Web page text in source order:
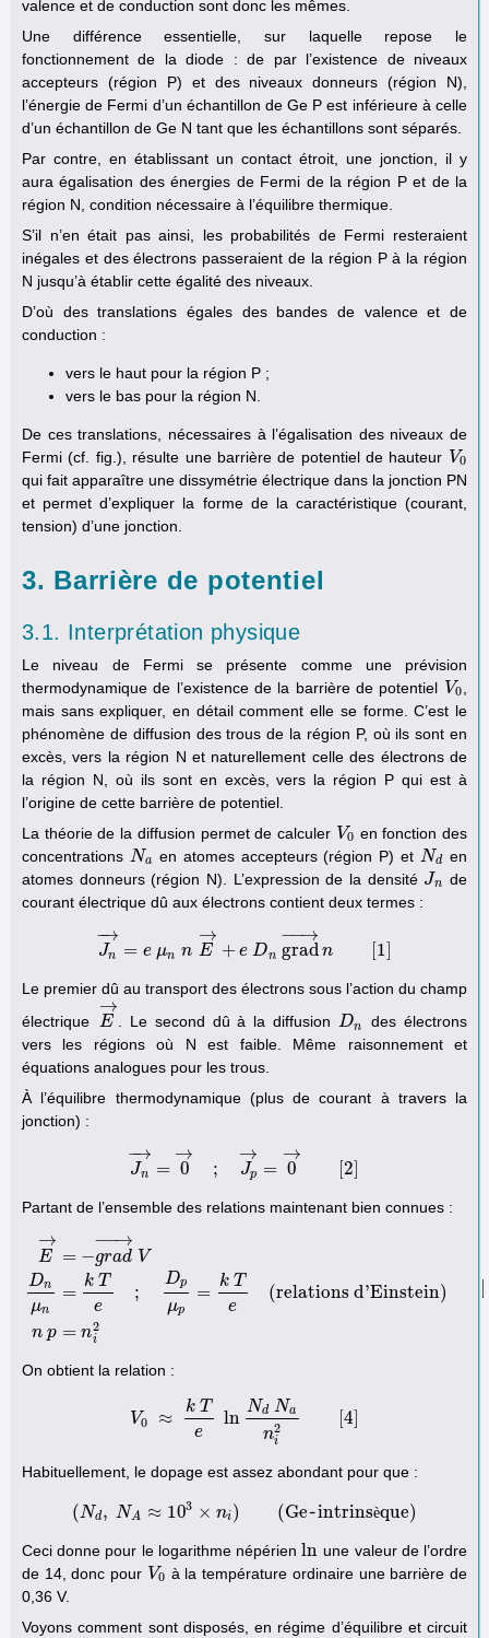
valence et de conduction sont donc les mêmes.
Une différence essentielle, sur laquelle repose le
fonctionnement de la diode : de par l’existence de niveaux
accepteurs (région P) et des niveaux donneurs (région N),
l’énergie de Fermi d’un échantillon de Ge P est inférieure à celle
d’un échantillon de Ge N tant que les échantillons sont séparés.
Par contre, en établissant un contact étroit, une jonction, il y
aura égalisation des énergies de Fermi de la région P et de la
région N, condition nécessaire à l’équilibre thermique.
S’il n’en était pas ainsi, les probabilités de Fermi resteraient
inégales et des électrons passeraient de la région P à la région
N jusqu’à établir cette égalité des niveaux.
D’où des translations égales des bandes de valence et de
conduction :
vers le haut pour la région P ;
vers le bas pour la région N.
De ces translations, nécessaires à l’égalisation des niveaux de
Fermi (cf. fig.), résulte une barrière de potentiel de hauteur V0
V0
qui fait apparaître une dissymétrie électrique dans la jonction PN
et permet d’expliquer la forme de la caractéristique (courant,
tension) d’une jonction.
3. Barrière de potentiel
3.1. Interprétation physique
Le niveau de Fermi se présente comme une prévision
thermodynamique de l’existence de la barrière de potentiel V0
V0
mais sans expliquer, en détail comment elle se forme. C’est le
phénomène de diffusion des trous de la région P, où ils sont en
excès, vers la région N et naturellement celle des électrons de
la région N, où ils sont en excès, vers la région P qui est à
l’origine de cette barrière de potentiel.
La théorie de la diffusion permet de calculer V0
V0 en fonction des
concentrations Na
Na en atomes accepteurs (région P) et Nd
Nd en
atomes donneurs (région N). L’expression de la densité Jn
Jn de
courant électrique dû aux électrons contient deux termes :
Jn
−
→
= e μn n E
→
+ e Dn grad
− →
−
n 1
Jn →=e μn n E→+ e Dn grad→
Le premier dû au transport des électrons sous l’action du champ
électrique E
→
E→. Le second dû à la diffusionDn
Dn
des électrons
vers les régions où N est faible. Même raisonnement et
équations analogues pour les trous.
À l’équilibre thermodynamique (plus de courant à travers la
jonction) :
Jn
−
→
= 0
→
; Jp
→
= 0
→
[2
J n→ 0 Jp→= →
Partant de l’ensemble des relations maintenant bien connues :
E
→
Dn
μn
n p
= −grad
− →
−
V
=
k T
e
;
Dp
μp
=
k T
e
(relations d'Einstein)
= n2
i
E→= −g rad→ D n=k Te; Dpμp Te(relations d'Einstein)n p
On obtient la relation :
V0 ≈
k T
e
ln
Nd Na
n2
i
[4
V ≈ k T e ln Nd Nani
Habituellement, le dopage est assez abondant pour que :
(Nd, NA ≈ 103 × ni) (Ge~intrinsèque)
(N d, NA≈103×ni Ge~intrinsèque)
Ceci donne pour le logarithme népérienln
ln une valeur de l’ordre
de 14, donc pour V0
V0 à la température ordinaire une barrière de
0,36 V.
Voyons comment sont disposés, en régime d’équilibre et circuit